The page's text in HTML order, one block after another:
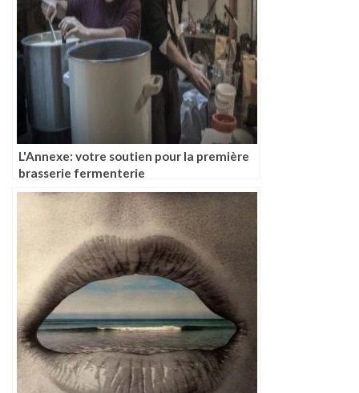
L'Annexe: votre soutien pour la première
brasserie fermenterie